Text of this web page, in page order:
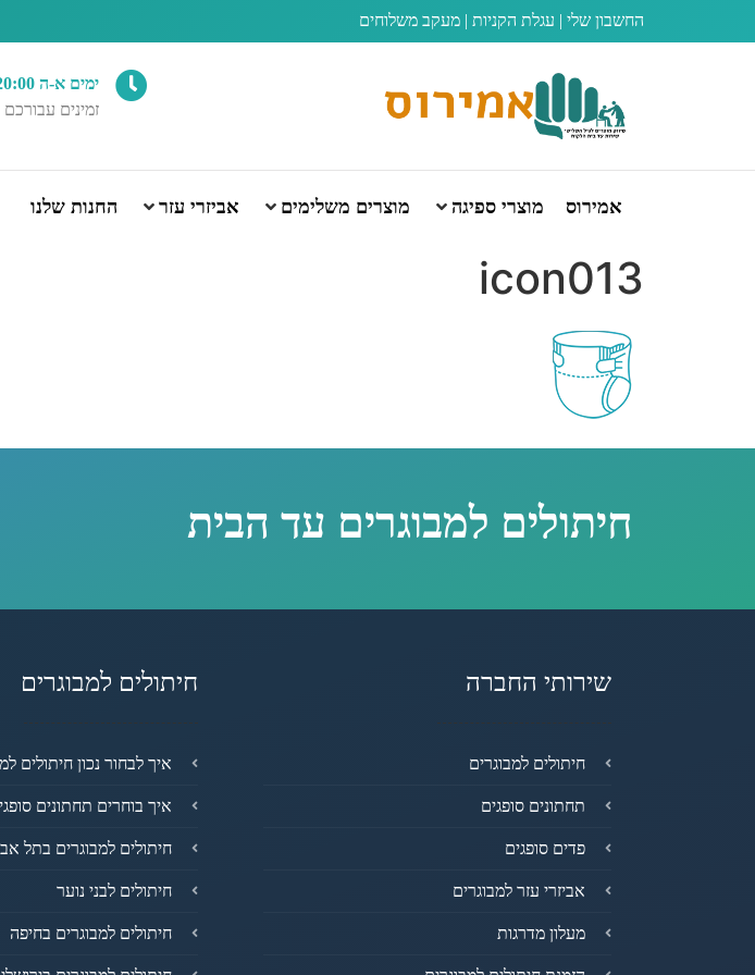
החשבון שלי | עגלת הקניות | מעקב משלוחים
ימים א-ה 20:00 - 09:00
זמינים עבורכם
אמירוס מוצרי ספיגה מוצרים משלימים אביזרי עזר החנות שלנו
icon013
חיתולים למבוגרים עד הבית
שירותי החברה
חיתולים למבוגרים
תחתונים סופגים
פדים סופגים
אביזרי עזר למבוגרים
מעלון מדרגות
חיתולים למבוגרים
איך לבחור נכון חיתולים
איך בוחרים תחתונים
חיתולים למבוגרים בתל
חיתולים לבני נוער
חיתולים למבוגרים בחיפה